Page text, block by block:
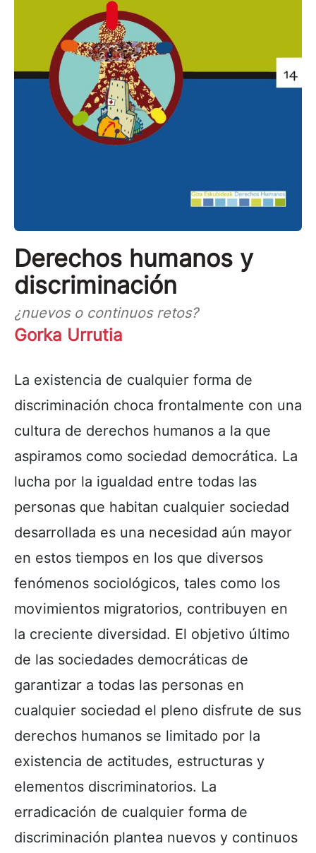
Derechos humanos y
discriminación
¿nuevos o continuos retos?
Gorka Urrutia
La existencia de cualquier forma de
discriminación choca frontalmente con una
cultura de derechos humanos a la que
aspiramos como sociedad democrática. La
lucha por la igualdad entre todas las
personas que habitan cualquier sociedad
desarrollada es una necesidad aún mayor
en estos tiempos en los que diversos
fenómenos sociológicos, tales como los
movimientos migratorios, contribuyen en
la creciente diversidad. El objetivo último
de las sociedades democráticas de
garantizar a todas las personas en
cualquier sociedad el pleno disfrute de sus
derechos humanos se limitado por la
existencia de actitudes, estructuras y
elementos discriminatorios. La
erradicación de cualquier forma de
discriminación plantea nuevos y continuos